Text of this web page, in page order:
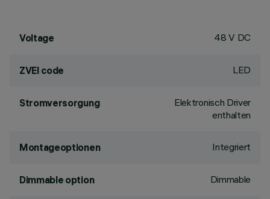
Voltage 48 V DC
ZVEI code LED
Stromversorgung
Elektronisch Driver
enthalten
Montageoptionen Integriert
Dimmable option Dimmable